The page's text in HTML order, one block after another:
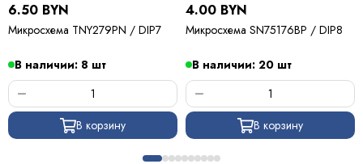
6.50 BYN
Микросхема TNY279PN / DIP7
В наличии: 8 шт
В корзину
4.00 BYN
Микросхема SN75176BP / DIP8
В наличии: 20 шт
В корзину